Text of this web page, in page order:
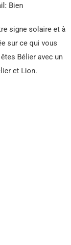
Bien
signe solaire et à
sur ce qui vous
Bélier avec un
et Lion.